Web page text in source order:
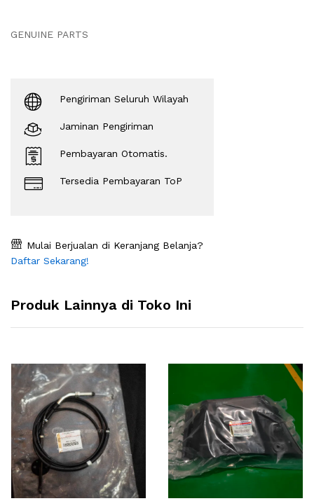
GENUINE PARTS
Pengiriman Seluruh Wilayah
Jaminan Pengiriman
Pembayaran Otomatis.
Tersedia Pembayaran ToP
Mulai Berjualan di Keranjang Belanja?
Daftar Sekarang!
Produk Lainnya di Toko Ini